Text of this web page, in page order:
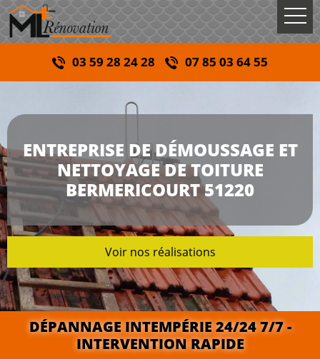
03 59 28 24 28 07 85 03 64 55
ENTREPRISE DE DÉMOUSSAGE ET
NETTOYAGE DE TOITURE
BERMERICOURT 51220
Voir nos réalisations
DÉPANNAGE INTEMPÉRIE 24/24 7/7 -
INTERVENTION RAPIDE